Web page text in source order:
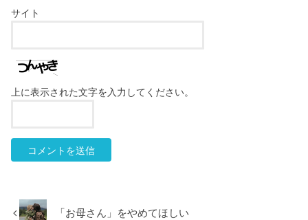
サイト
上に表示された文字を入力してください。
「お母さん」をやめてほしい